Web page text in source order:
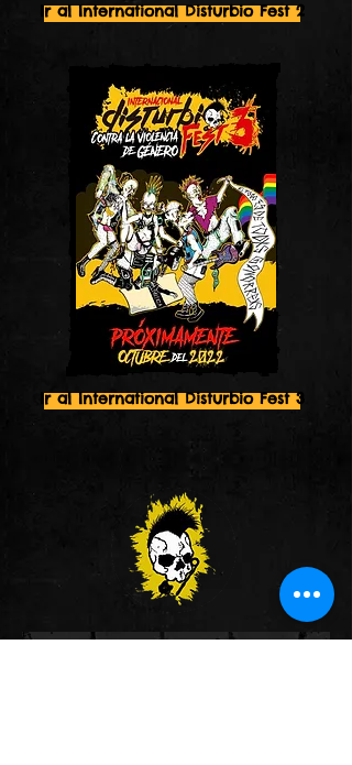
Ir al International Disturbio Fest 2
Ir al International Disturbio Fest 3